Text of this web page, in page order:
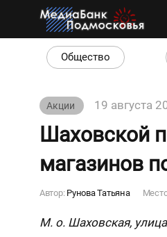
Общество
Акции 19 августа
Шаховской
магазинов
Автор: Рунова Татьяна
М. о. Шаховская,